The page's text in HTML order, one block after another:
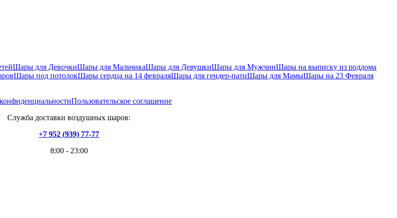
Шары для ДевочкиШары для МальчикаШары для ДевушкиШары для МужчинШары на выписку из роддома
Шары под потолокШары сердца на 14 февраляШары для гендер-патиШары для МамыШары на 23 Февраля
Пользовательское соглашение
Служба доставки воздушных шаров:
+7 952 (939) 77-77
8:00 - 23:00